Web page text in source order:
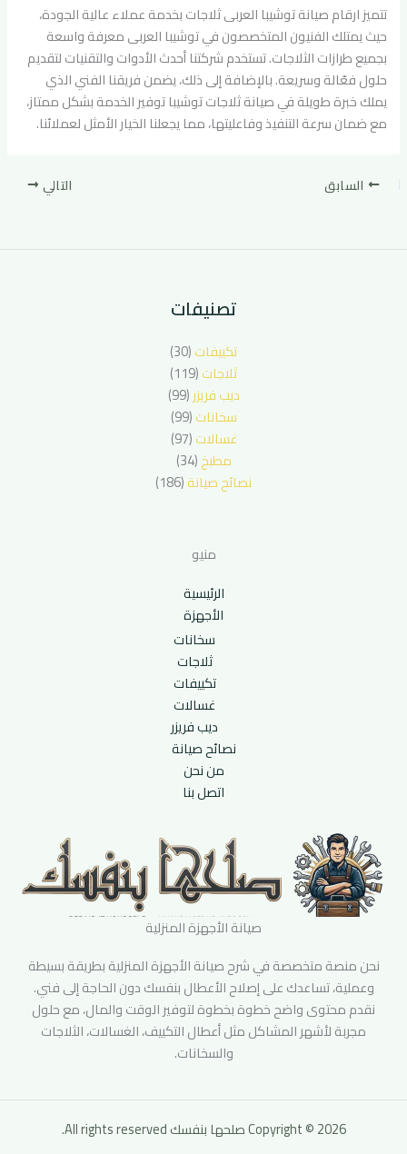
تتميز ارقام صيانة توشيبا العربى ثلاجات بخدمة عملاء عالية الجودة،
حيث يمتلك الفنيون المتخصصون في توشيبا العربى معرفة واسعة
بجميع طرازات الثلاجات. تستخدم شركتنا أحدث الأدوات والتقنيات لتقديم
حلول فعّالة وسريعة. بالإضافة إلى ذلك، يضمن فريقنا الفني الذي
يملك خبرة طويلة في صيانة ثلاجات توشيبا توفير الخدمة بشكل ممتاز،
مع ضمان سرعة التنفيذ وفاعليتها، مما يجعلنا الخيار الأمثل لعملائنا.
السابق التالي
تصنيفات
تكييفات(30)
ثلاجات(119)
ديب فريزر(99)
سخانات(99)
غسالات(97)
مطبخ(34)
نصائح صيانة(186)
منيو
الرئيسية
الأجهزة
سخانات
ثلاجات
تكييفات
غسالات
ديب فريزر
نصائح صيانة
من نحن
اتصل بنا
صيانة الأجهزة المنزلية
نحن منصة متخصصة في شرح صيانة الأجهزة المنزلية بطريقة بسيطة
وعملية، تساعدك على إصلاح الأعطال بنفسك دون الحاجة إلى فني.
نقدم محتوى واضح خطوة بخطوة لتوفير الوقت والمال، مع حلول
مجربة لأشهر المشاكل مثل أعطال التكييف، الغسالات، الثلاجات
والسخانات.
Copyright © 2026 صلحها بنفسك All rights reserved.